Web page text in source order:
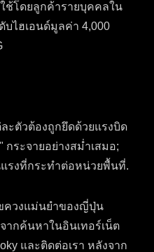
ช้โดยลูกค้ารายบุคคลใน
บไฮเอนด์มูลค่า 4,000
ะตัวต้องถูกยึดด้วยแรงบิด
กระจายอย่างสม่ำเสมอ;
รงที่กระทำต่อหน่วยพื้นที่.
ควงแม่นยำของญี่ปุ่น
ากค้นหาในอินเทอร์เน็ต
และติดต่อเรา หลังจาก